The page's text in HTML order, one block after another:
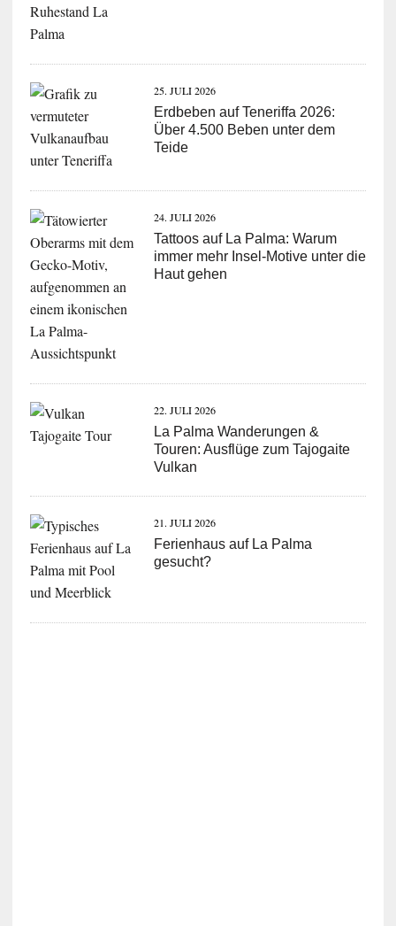
25. JULI 2026
Erdbeben auf Teneriffa 2026:
Über 4.500 Beben unter dem
Teide
24. JULI 2026
Tattoos auf La Palma: Warum
immer mehr Insel-Motive unter die
Haut gehen
22. JULI 2026
La Palma Wanderungen &
Touren: Ausflüge zum Tajogaite
Vulkan
21. JULI 2026
Ferienhaus auf La Palma
gesucht?